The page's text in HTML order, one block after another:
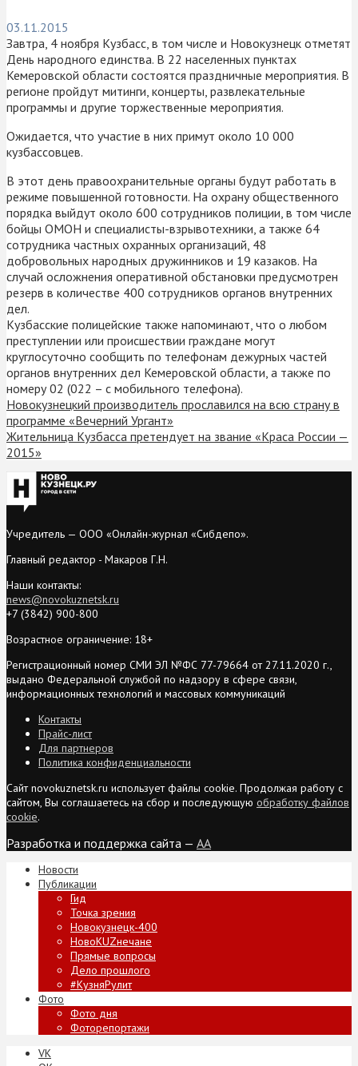
03.11.2015
Завтра, 4 ноября Кузбасс, в том числе и Новокузнецк отметят
День народного единства. В 22 населенных пунктах
Кемеровской области состоятся праздничные мероприятия. В
регионе пройдут митинги, концерты, развлекательные
программы и другие торжественные мероприятия.
Ожидается, что участие в них примут около 10 000
кузбассовцев.
В этот день правоохранительные органы будут работать в
режиме повышенной готовности. На охрану общественного
порядка выйдут около 600 сотрудников полиции, в том числе
бойцы ОМОН и специалисты-взрывотехники, а также 64
сотрудника частных охранных организаций, 48
добровольных народных дружинников и 19 казаков. На
случай осложнения оперативной обстановки предусмотрен
резерв в количестве 400 сотрудников органов внутренних
дел.
Кузбасские полицейские также напоминают, что о любом
преступлении или происшествии граждане могут
круглосуточно сообщить по телефонам дежурных частей
органов внутренних дел Кемеровской области, а также по
номеру 02 (022 – с мобильного телефона).
Новокузнецкий производитель прославился на всю страну в
программе «Вечерний Ургант»
Жительница Кузбасса претендует на звание «Краса России —
2015»
Учредитель — ООО «Онлайн-журнал «Сибдепо».
Главный редактор - Макаров Г.Н.
Наши контакты:
news@novokuznetsk.ru
+7 (3842) 900-800
Возрастное ограничение: 18+
Регистрационный номер СМИ ЭЛ №ФС 77-79664 от 27.11.2020 г.,
выдано Федеральной службой по надзору в сфере связи,
информационных технологий и массовых коммуникаций
Контакты
Прайс-лист
Для партнеров
Политика конфиденциальности
Сайт novokuznetsk.ru использует файлы cookie. Продолжая работу с
сайтом, Вы соглашаетесь на сбор и последующую обработку файлов
cookie.
Разработка и поддержка сайта — AA
Новости
Публикации
Гид
Точка зрения
Новокузнецк-400
НовоKUZнечане
Прямые вопросы
Дело прошлого
#КузняРулит
Фото
Фото дня
Фоторепортажи
VK